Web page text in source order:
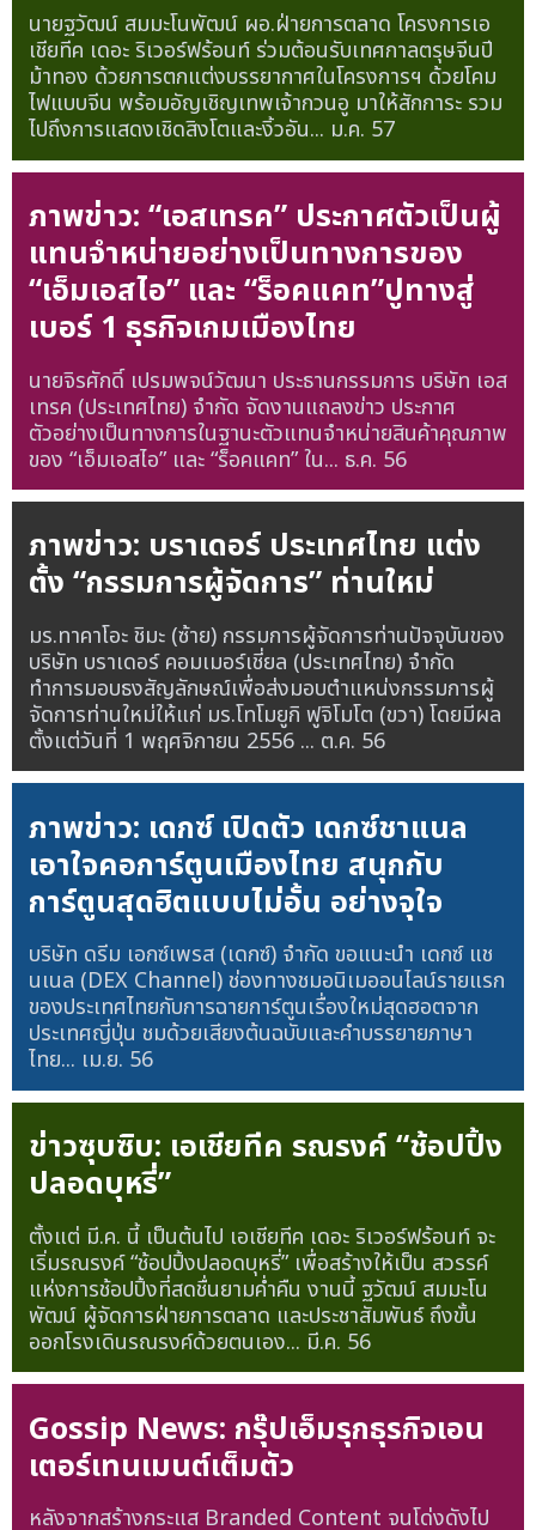
นายฐวัฒน์ สมมะโนพัฒน์ ผอ.ฝ่ายการตลาด โครงการเอ
เชียทีค เดอะ ริเวอร์ฟร้อนท์ ร่วมต้อนรับเทศกาลตรุษจีนปี
ม้าทอง ด้วยการตกแต่งบรรยากาศในโครงการฯ ด้วยโคม
ไฟแบบจีน พร้อมอัญเชิญเทพเจ้ากวนอู มาให้สักการะ รวม
ไปถึงการแสดงเชิดสิงโตและงิ้วอัน... ม.ค. 57
ภาพข่าว: “เอสเทรค” ประกาศตัวเป็นผู้
แทนจำหน่ายอย่างเป็นทางการของ
“เอ็มเอสไอ” และ “ร็อคแคท”ปูทางสู่
เบอร์ 1 ธุรกิจเกมเมืองไทย
นายจิรศักดิ์ เปรมพจน์วัฒนา ประธานกรรมการ บริษัท เอส
เทรค (ประเทศไทย) จำกัด จัดงานแถลงข่าว ประกาศ
ตัวอย่างเป็นทางการในฐานะตัวแทนจำหน่ายสินค้าคุณภาพ
ของ “เอ็มเอสไอ” และ “ร็อคแคท” ใน... ธ.ค. 56
ภาพข่าว: บราเดอร์ ประเทศไทย แต่ง
ตั้ง “กรรมการผู้จัดการ” ท่านใหม่
มร.ทาคาโอะ ชิมะ (ซ้าย) กรรมการผู้จัดการท่านปัจจุบันของ
บริษัท บราเดอร์ คอมเมอร์เชี่ยล (ประเทศไทย) จำกัด
ทำการมอบธงสัญลักษณ์เพื่อส่งมอบตำแหน่งกรรมการผู้
จัดการท่านใหม่ให้แก่ มร.โทโมยูกิ ฟูจิโมโต (ขวา) โดยมีผล
ตั้งแต่วันที่ 1 พฤศจิกายน 2556 ... ต.ค. 56
ภาพข่าว: เดกซ์ เปิดตัว เดกซ์ชาแนล
เอาใจคอการ์ตูนเมืองไทย สนุกกับ
การ์ตูนสุดฮิตแบบไม่อั้น อย่างจุใจ
บริษัท ดรีม เอกซ์เพรส (เดกซ์) จำกัด ขอแนะนำ เดกซ์ แช
นเนล (DEX Channel) ช่องทางชมอนิเมออนไลน์รายแรก
ของประเทศไทยกับการฉายการ์ตูนเรื่องใหม่สุดฮอตจาก
ประเทศญี่ปุ่น ชมด้วยเสียงต้นฉบับและคำบรรยายภาษา
ไทย... เม.ย. 56
ข่าวซุบซิบ: เอเชียทีค รณรงค์ “ช้อปปิ้ง
ปลอดบุหรี่”
ตั้งแต่ มี.ค. นี้ เป็นต้นไป เอเชียทีค เดอะ ริเวอร์ฟร้อนท์ จะ
เริ่มรณรงค์ “ช้อปปิ้งปลอดบุหรี่” เพื่อสร้างให้เป็น สวรรค์
แห่งการช้อปปิ้งที่สดชื่นยามค่ำคืน งานนี้ ฐวัฒน์ สมมะโน
พัฒน์ ผู้จัดการฝ่ายการตลาด และประชาสัมพันธ์ ถึงขั้น
ออกโรงเดินรณรงค์ด้วยตนเอง... มี.ค. 56
Gossip News: กรุ๊ปเอ็มรุกธุรกิจเอน
เตอร์เทนเมนต์เต็มตัว
หลังจากสร้างกระแส Branded Content จนโด่งดังไป